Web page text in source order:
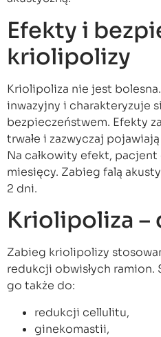
Efekty i
kriolipolizy
Kriolipoliza nie jest
inwazyjny i charakteryzuje
bezpieczeństwem. Efekty
trwałe i zazwyczaj
Na całkowity efekt,
miesięcy. Zabieg falą
2 dni.
Kriolipoliza –
Zabieg kriolipolizy
redukcji obwisłych
go także do:
redukcji cellulitu,
ginekomastii,